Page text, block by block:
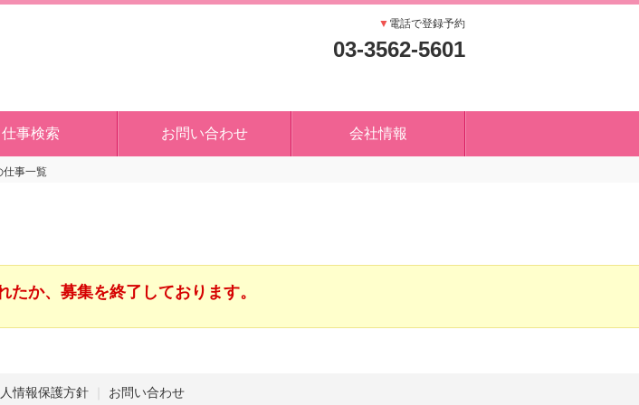
▼ 電話で登録予約
03-3562-5601
仕事検索 お問い合わせ 会社情報
仕事一覧
たか、募集を終了しております。
情報保護方針 お問い合わせ